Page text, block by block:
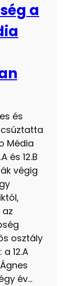
a
és
Média
és 12.B
végig
osztály
12.A
év…